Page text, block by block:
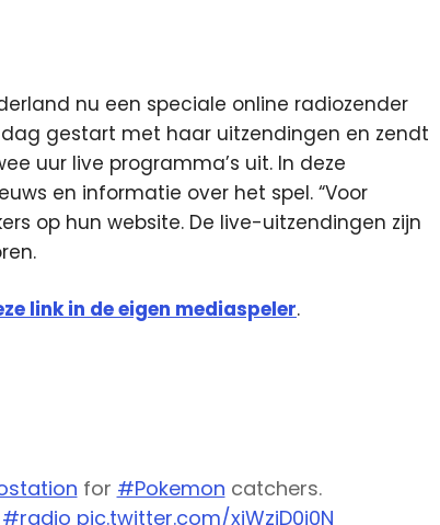
nu een speciale online radiozender
gestart met haar uitzendingen en zendt
uur live programma’s uit. In deze
en informatie over het spel. “Voor
op hun website. De live-uitzendingen zijn
link in de eigen mediaspeler.
for #Pokemon catchers.
#radio pic.twitter.com/xjWziD0j0N